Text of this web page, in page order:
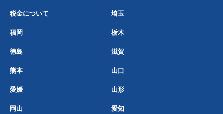
税金について 埼玉
福岡 栃木
徳島 滋賀
熊本 山口
愛媛 山形
岡山 愛知